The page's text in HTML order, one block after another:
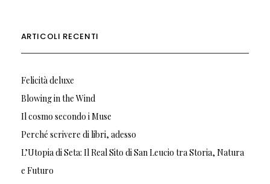
ARTICOLI RECENTI
Felicità deluxe
Blowing in the Wind
Il cosmo secondo i Muse
Perché scrivere di libri, adesso
L’Utopia di Seta: Il Real Sito di San Leucio tra Storia, Natura
e Futuro